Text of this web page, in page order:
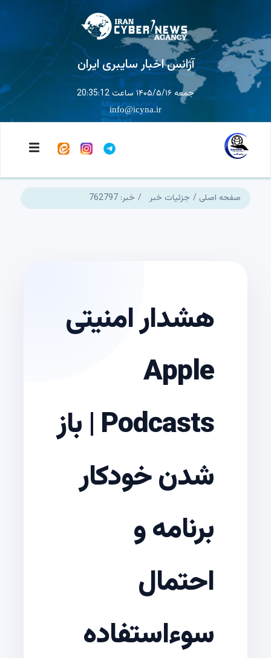
آژانس اخبار سایبری ایران
جمعه ۱۴۰۵/۵/۱۶ ساعت 20:35:13
info@icyna.ir
صفحه اصلی جزئیات خبر خبر: 762797
هشدار امنیتی
Apple
Podcasts | باز
شدن خودکار
برنامه و
احتمال
سوءاستفاده